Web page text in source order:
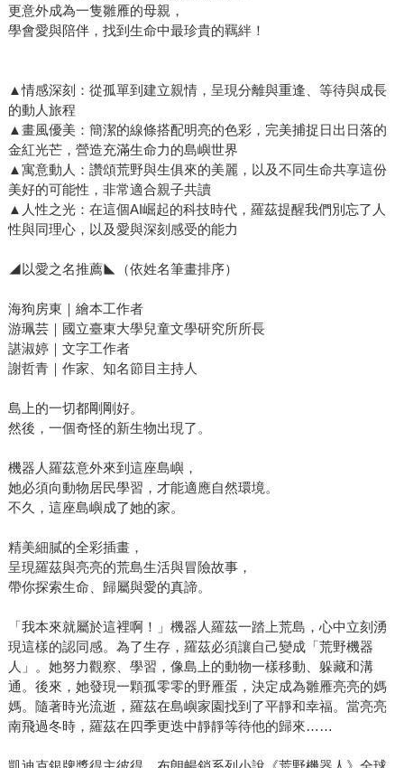
更意外成為一隻雛雁的母親，
學會愛與陪伴，找到生命中最珍貴的羈絆！
▲情感深刻：從孤單到建立親情，呈現分離與重逢、等待與成長
的動人旅程
▲畫風優美：簡潔的線條搭配明亮的色彩，完美捕捉日出日落的
金紅光芒，營造充滿生命力的島嶼世界
▲寓意動人：讚頌荒野與生俱來的美麗，以及不同生命共享這份
美好的可能性，非常適合親子共讀
▲人性之光：在這個AI崛起的科技時代，羅茲提醒我們別忘了人
性與同理心，以及愛與深刻感受的能力
◢以愛之名推薦◣（依姓名筆畫排序）
海狗房東｜繪本工作者
游珮芸｜國立臺東大學兒童文學研究所所長
諶淑婷｜文字工作者
謝哲青｜作家、知名節目主持人
島上的一切都剛剛好。
然後，一個奇怪的新生物出現了。
機器人羅茲意外來到這座島嶼，
她必須向動物居民學習，才能適應自然環境。
不久，這座島嶼成了她的家。
精美細膩的全彩插畫，
呈現羅茲與亮亮的荒島生活與冒險故事，
帶你探索生命、歸屬與愛的真諦。
「我本來就屬於這裡啊！」機器人羅茲一踏上荒島，心中立刻湧
現這樣的認同感。為了生存，羅茲必須讓自己變成「荒野機器
人」。她努力觀察、學習，像島上的動物一樣移動、躲藏和溝
通。後來，她發現一顆孤零零的野雁蛋，決定成為雛雁亮亮的媽
媽。隨著時光流逝，羅茲在島嶼家園找到了平靜和幸福。當亮亮
南飛過冬時，羅茲在四季更迭中靜靜等待他的歸來……